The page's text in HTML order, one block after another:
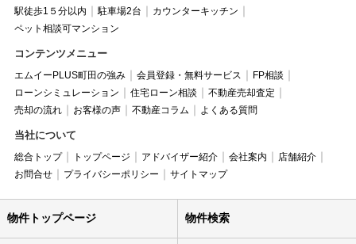
駅徒歩1５分以内
駐車場2台
カウンターキッチン
ペット相談可マンション
コンテンツメニュー
エムイーPLUS町田の強み 会員登録・無料サービス
FP相談
ローンシミュレーション
住宅ローン相談
不動産売却査定
売却の流れ
お客様の声 不動産コラム よくある質問
当社について
総合トップ トップページ アドバイザー紹介 会社案内
店舗紹介
お問合せ
プライバシーポリシー サイトマップ
物件トップページ 物件検索